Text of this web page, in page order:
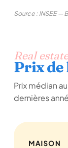
Source : INSEE —
Real estate
Prix
Prix médian
dernières
MAISON